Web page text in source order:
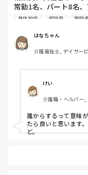
常勤1名、パート8名
で働いております
仮で施設長と副施設
時に必要な身体拘束の
分は施設長がしたみ
身体拘束 相談員 施設
はなちゃん
介護福祉士, デイサー
けい
介護職・ヘルパー
誰からするって意味
たら良いと思いま
ど。